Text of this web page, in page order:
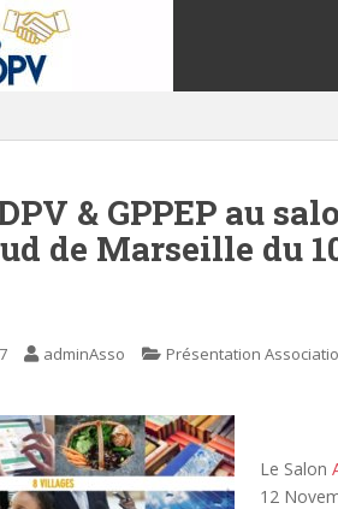
& GPPEP au
de Marseille du
adminAsso Présentation
Le Salon
12